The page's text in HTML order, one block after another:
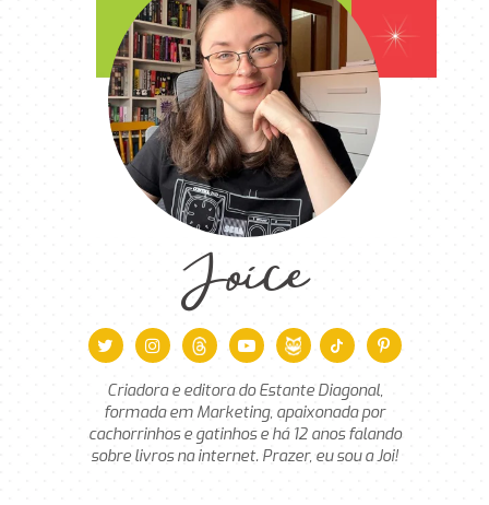
Joice
Criadora e editora do Estante Diagonal,
formada em Marketing, apaixonada por
cachorrinhos e gatinhos e há 12 anos falando
sobre livros na internet. Prazer, eu sou a Joi!